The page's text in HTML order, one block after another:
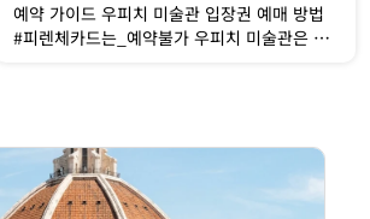
예약 가이드 우피치 미술관 입장권 예매 방법
#피렌체카드는_예약불가 우피치 미술관은 세
이 찾기 때문에 반드시 예약을 하고 가야 합
니다. 그럼, 이제 우피치 미술관의 티켓 예매
방법에 대해 알아보러 갈게요! 😊